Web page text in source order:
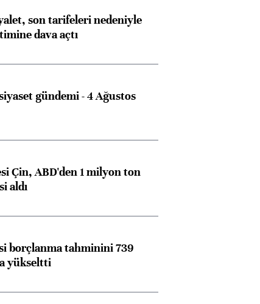
son tarifeleri nedeniyle
dava açtı
gündemi - 4 Ağustos
Çin, ABD'den 1 milyon ton
aldı
borçlanma tahminini 739
yükseltti